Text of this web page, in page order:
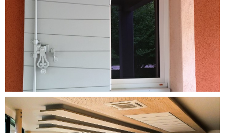
DÉCOUVRIR CE PROJET